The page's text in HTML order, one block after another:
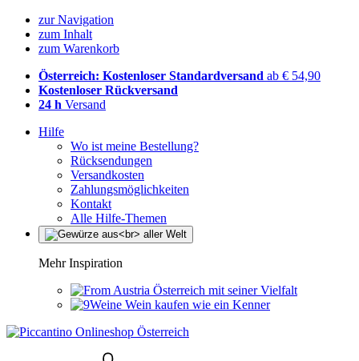
zur Navigation
zum Inhalt
zum Warenkorb
Österreich: Kostenloser Standardversand ab € 54,90
Kostenloser Rückversand
24 h Versand
Hilfe
Wo ist meine Bestellung?
Rücksendungen
Versandkosten
Zahlungsmöglichkeiten
Kontakt
Alle Hilfe-Themen
Mehr Inspiration
Österreich mit seiner Vielfalt
Wein kaufen wie ein Kenner